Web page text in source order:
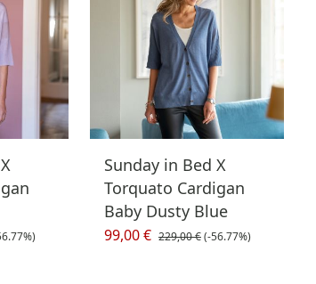
Sunday in Bed X
Torquato Cardigan
Baby Dusty Blue
99,00 € 229,00 €(-56.77%)